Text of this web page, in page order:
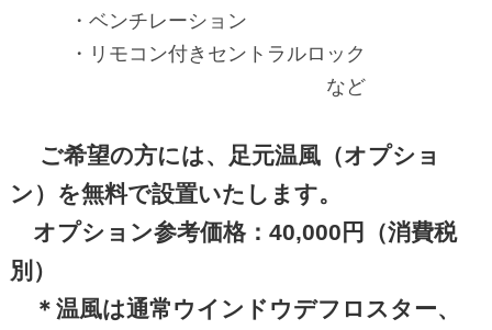
・ベンチレーション
・リモコン付きセントラルロック
など
ご希望の方には、足元温風（オプショ
ン）を無料で設置いたします。
オプション参考価格：40,000円（消費税
別）
＊温風は通常ウインドウデフロスター、